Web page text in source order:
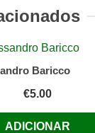
Baricco
€5.00
ADICIONAR